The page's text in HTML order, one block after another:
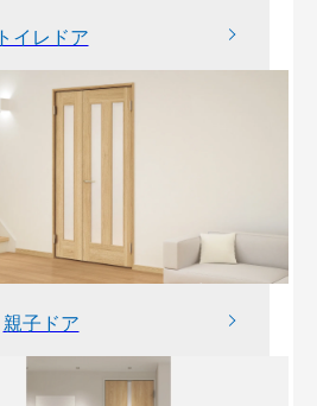
トイレドア
親子ドア